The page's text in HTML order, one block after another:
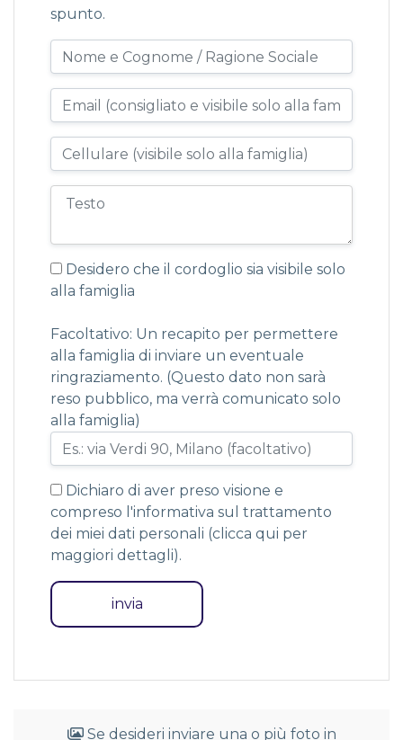
spunto.
Desidero che il cordoglio sia visibile solo
alla famiglia
Facoltativo: Un recapito per permettere
alla famiglia di inviare un eventuale
ringraziamento. (Questo dato non sarà
reso pubblico, ma verrà comunicato solo
alla famiglia)
Dichiaro di aver preso visione e
compreso l'informativa sul trattamento
dei miei dati personali (clicca qui per
maggiori dettagli).
Se desideri inviare una o più foto in